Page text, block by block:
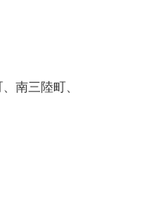
南三陸町、